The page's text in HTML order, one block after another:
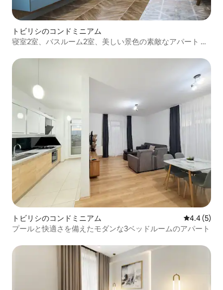
トビリシのコンドミニアム
寝室2室、バスルーム2室、美しい景色の素敵なアパート と
す。
トビリシのコンドミニアム レビュー5
4.4 (5)
プールと快適さを備えたモダンな3ベッドルームのアパート